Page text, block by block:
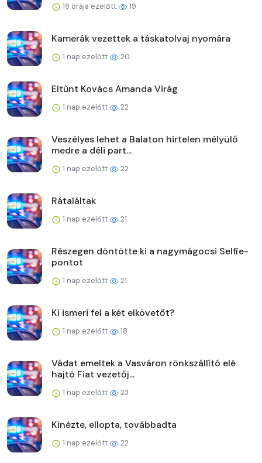
19 órája ezelőtt 19
Kamerák vezettek a táskatolvaj nyomára
1 nap ezelőtt 20
Eltűnt Kovács Amanda Virág
1 nap ezelőtt 22
Veszélyes lehet a Balaton hirtelen mélyülő
medre a déli part...
1 nap ezelőtt 22
Rátaláltak
1 nap ezelőtt 21
Részegen döntötte ki a nagymágocsi Selfie-
pontot
1 nap ezelőtt 21
Ki ismeri fel a két elkövetőt?
1 nap ezelőtt 18
Vádat emeltek a Vasváron rönkszállító elé
hajtó Fiat vezetőj...
1 nap ezelőtt 23
Kinézte, ellopta, továbbadta
1 nap ezelőtt 22